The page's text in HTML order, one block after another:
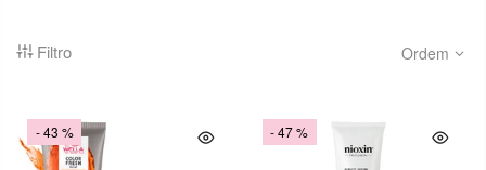
Filtro Ordem
- 43 % - 47 %